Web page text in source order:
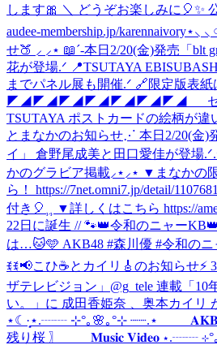
します🎀 ＼ どうぞお楽しみに🎈✨
audee-membership.jp/karennaivory⋆⸜ ⸜
せ🍑 ⸝‍ ⸝‍⋆ 📖´-本日2/20(金)発売「blt
花が登場.ᐟ 📍TSUTAYA
までパネル展も開催.ᐟ 🔗限定版表
◤◢◤◢◤◢◤◢◤◢◤◢◤◢ セブン
TSUTAYA ポストカードの絵柄が違
とまなかのお知らせ⋰ 本日2/20(金)
イ」 倉野尾成美と田口愛佳が登場
かのグラビア掲載⸝⋆⸝⋆ ▼まなかの
ら！ https://7net.omni7.jp/detail/
付き🎈⸒⸒ ▼詳しくはこちら https://
22日に誕生 // 🐾👑令和のニャー
は…🐱🩵 AKB48 #森川優 #令和の
ꉂꉂ📢こひ☕️とカイリ🎸のお知らせ
ザテレビジョン」@g_tele 連載「10
い。」に 成田香姫奈 、奥本カイリ
⋆☾·̩͙⋆.┈┈ ⊹°｡🌸｡°⊹ ┈┈.⋆
残り桜 〗 𝐌𝐮𝐬𝐢𝐜 𝐕𝐢𝐝𝐞𝐨 ⋆.┈┈ ⊹°｡